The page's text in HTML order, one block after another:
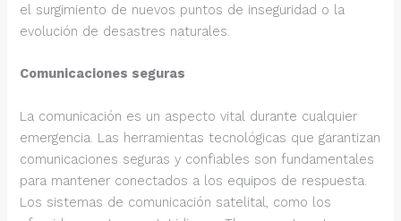
el surgimiento de nuevos puntos de inseguridad o la
evolución de desastres naturales.
Comunicaciones seguras
La comunicación es un aspecto vital durante cualquier
emergencia. Las herramientas tecnológicas que garantizan
comunicaciones seguras y confiables son fundamentales
para mantener conectados a los equipos de respuesta.
Los sistemas de comunicación satelital, como los